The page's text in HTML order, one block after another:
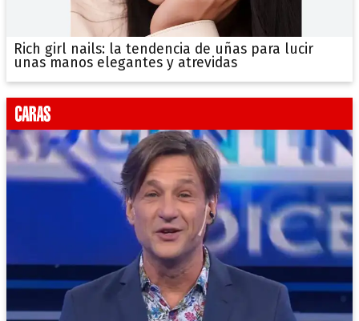
Rich girl nails: la tendencia de uñas para lucir
unas manos elegantes y atrevidas